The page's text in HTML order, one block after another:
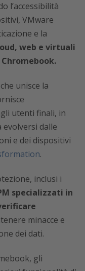
l’accessibilità
VMware
e la
web e virtuali
unisce la
utenti finali, in
dalle
e dei dispositivi
.
inclusi i
specializzati in
minacce e
dei dati.
gli